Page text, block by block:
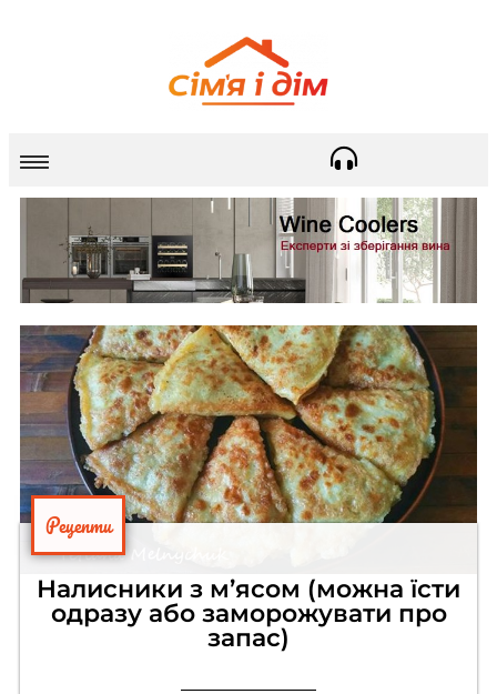
Рецепти
Налисники з м’ясом (можна їсти
одразу або заморожувати про
запас)